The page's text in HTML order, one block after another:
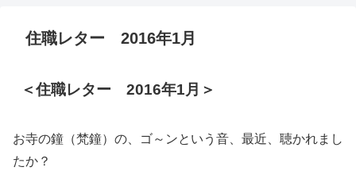
住職レター 2016年1月
＜住職レター 2016年1月＞
お寺の鐘（梵鐘）の、ゴ～ンという音、最近、聴かれまし
たか？